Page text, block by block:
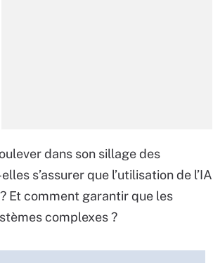
dans son sillage des
s’assurer que l’utilisation de l’IA
Et comment garantir que les
complexes ?